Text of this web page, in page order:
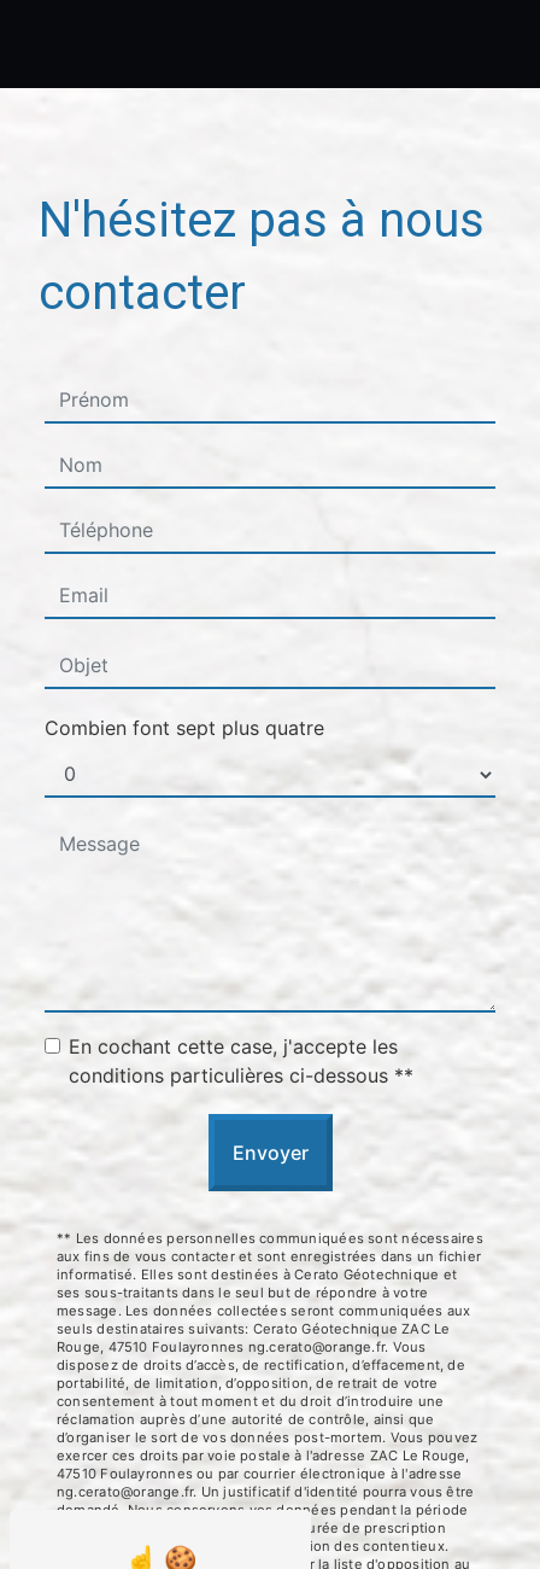
N'hésitez pas à nous
contacter
Combien font sept plus quatre
En cochant cette case, j'accepte les
conditions particulières ci-dessous **
Envoyer
** Les données personnelles communiquées sont nécessaires
aux fins de vous contacter et sont enregistrées dans un fichier
informatisé. Elles sont destinées à Cerato Géotechnique et
ses sous-traitants dans le seul but de répondre à votre
message. Les données collectées seront communiquées aux
seuls destinataires suivants: Cerato Géotechnique ZAC Le
Rouge, 47510 Foulayronnes ng.cerato@orange.fr. Vous
disposez de droits d’accès, de rectification, d’effacement, de
portabilité, de limitation, d’opposition, de retrait de votre
consentement à tout moment et du droit d’introduire une
réclamation auprès d’une autorité de contrôle, ainsi que
d’organiser le sort de vos données post-mortem. Vous pouvez
exercer ces droits par voie postale à l'adresse ZAC Le Rouge,
47510 Foulayronnes ou par courrier électronique à l'adresse
ng.cerato@orange.fr. Un justificatif d'identité pourra vous être
demandé. Nous conservons vos données pendant la période
de prise de contact puis pendant la durée de prescription
légale aux fins probatoires et de gestion des contentieux.
Vous avez le droit de vous inscrire sur la liste d'opposition au